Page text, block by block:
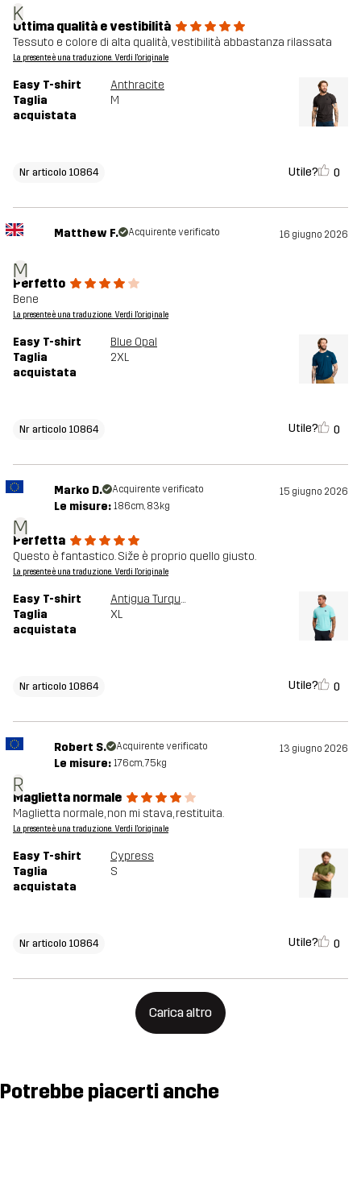
K
Ottima qualità e vestibilità
Tessuto e colore di alta qualità, vestibilità abbastanza rilassata
La presente è una traduzione. Verdi l'originale
Easy T-shirt
Anthracite
Taglia
acquistata
M
Nr articolo 10864 Utile? 0
M
Matthew F. Acquirente verificato 16 giugno 2026
Perfetto
Bene
La presente è una traduzione. Verdi l'originale
Easy T-shirt
Blue Opal
Taglia
acquistata
2XL
Nr articolo 10864 Utile? 0
M
Marko D. Acquirente verificato 15 giugno 2026
Le misure: 186cm, 83kg
Perfetta
Questo è fantastico. Siže è proprio quello giusto.
La presente è una traduzione. Verdi l'originale
Easy T-shirt
Antigua Turquoise
Taglia
acquistata
XL
Nr articolo 10864 Utile? 0
R
Robert S. Acquirente verificato 13 giugno 2026
Le misure: 176cm, 75kg
Maglietta normale
Maglietta normale, non mi stava, restituita.
La presente è una traduzione. Verdi l'originale
Easy T-shirt
Cypress
Taglia
acquistata
S
Nr articolo 10864 Utile? 0
Carica altro
Potrebbe piacerti anche